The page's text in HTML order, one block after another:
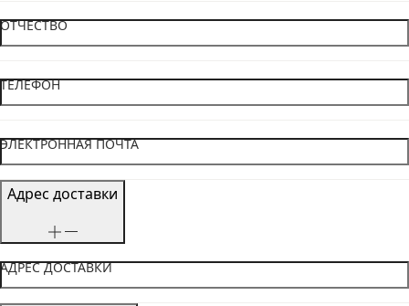
ОТЧЕСТВО
ТЕЛЕФОН
ЭЛЕКТРОННАЯ ПОЧТА
Адрес доставки
АДРЕС ДОСТАВКИ